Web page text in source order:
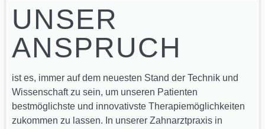
UNSER
ANSPRUCH
ist es, immer auf dem neuesten Stand der Technik und
Wissenschaft zu sein, um unseren Patienten
bestmöglichste und innovativste Therapiemöglichkeiten
zukommen zu lassen. In unserer Zahnarztpraxis in